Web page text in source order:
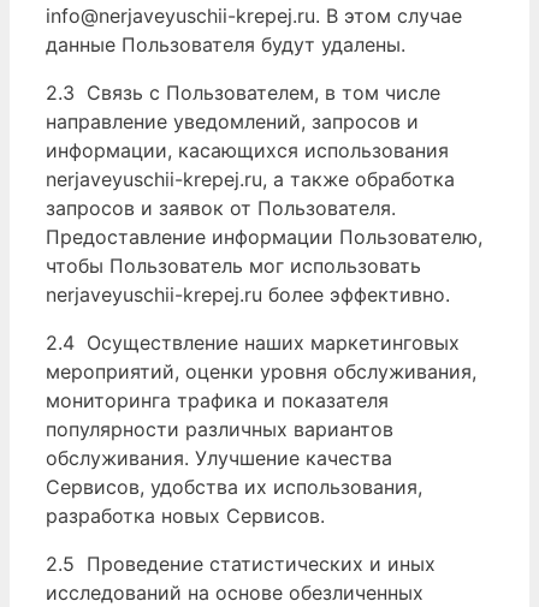
info@nerjaveyuschii-krepej.ru. В этом случае
данные Пользователя будут удалены.
2.3 Связь с Пользователем, в том числе
направление уведомлений, запросов и
информации, касающихся использования
nerjaveyuschii-krepej.ru, а также обработка
запросов и заявок от Пользователя.
Предоставление информации Пользователю,
чтобы Пользователь мог использовать
nerjaveyuschii-krepej.ru более эффективно.
2.4 Осуществление наших маркетинговых
мероприятий, оценки уровня обслуживания,
мониторинга трафика и показателя
популярности различных вариантов
обслуживания. Улучшение качества
Сервисов, удобства их использования,
разработка новых Сервисов.
2.5 Проведение статистических и иных
исследований на основе обезличенных